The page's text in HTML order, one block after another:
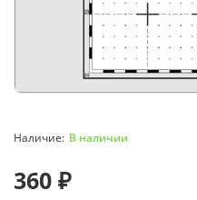
В наличии
360 ₽